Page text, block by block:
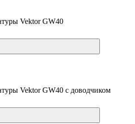
Vektor GW40
Vektor GW40 с доводчиком